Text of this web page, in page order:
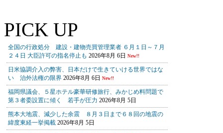
PICK UP